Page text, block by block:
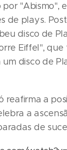
"Abismo",
de plays.
disco de
Eiffel",
disco de
reafirma a
a
de